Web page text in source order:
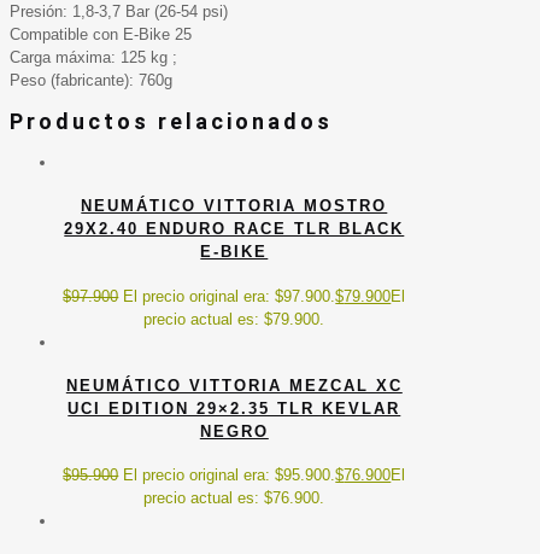
Presión: 1,8-3,7 Bar (26-54 psi)
Compatible con E-Bike 25
Carga máxima: 125 kg ;
Peso (fabricante): 760g
Productos relacionados
NEUMÁTICO VITTORIA MOSTRO
29X2.40 ENDURO RACE TLR BLACK
E-BIKE
$97.900 El precio original era: $97.900.$79.900El
precio actual es: $79.900.
NEUMÁTICO VITTORIA MEZCAL XC
UCI EDITION 29×2.35 TLR KEVLAR
NEGRO
$95.900 El precio original era: $95.900.$76.900El
precio actual es: $76.900.